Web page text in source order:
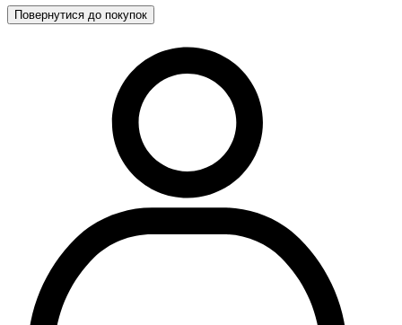
Повернутися до покупок